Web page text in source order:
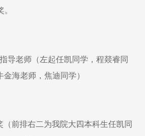
导老师（左起任凯同学，程燚睿同
金海老师，焦迪同学）
（前排右二为我院大四本科生任凯同